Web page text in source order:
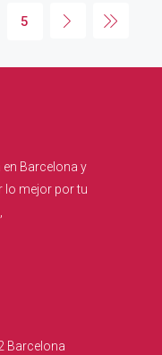
5
en Barcelona y
lo mejor por tu
Barcelona